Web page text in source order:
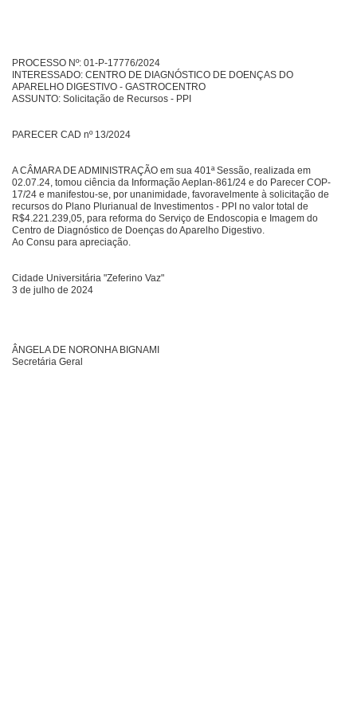
PROCESSO Nº: 01-P-17776/2024
INTERESSADO: CENTRO DE DIAGNÓSTICO DE DOENÇAS DO
APARELHO DIGESTIVO - GASTROCENTRO
ASSUNTO: Solicitação de Recursos - PPI
PARECER CAD nº 13/2024
A CÂMARA DE ADMINISTRAÇÃO em sua 401ª Sessão, realizada em
02.07.24, tomou ciência da Informação Aeplan-861/24 e do Parecer COP-
17/24 e manifestou-se, por unanimidade, favoravelmente à solicitação de
recursos do Plano Plurianual de Investimentos - PPI no valor total de
R$4.221.239,05, para reforma do Serviço de Endoscopia e Imagem do
Centro de Diagnóstico de Doenças do Aparelho Digestivo.
Ao Consu para apreciação.
Cidade Universitária "Zeferino Vaz"
3 de julho de 2024
ÂNGELA DE NORONHA BIGNAMI
Secretária Geral